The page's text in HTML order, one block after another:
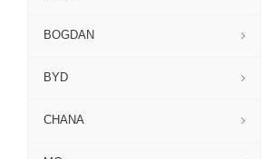
BOGDAN
BYD
CHANA